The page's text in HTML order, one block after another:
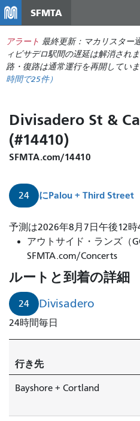
SFMTA
アラート 最終更新：マカリスター
ィビサデロ駅間の遅延は解消され
路・復路は通常運行を再開していま
時間で25件）
Divisadero St &
(#14410)
SFMTA.com/14410
24 にPalou + Third Street
予測は2026年8月7日午後12時
アウトサイド・ランズ（
SFMTA.com/Concerts
ルートと到着の詳細
24 Divisadero
24時間毎日
行き先
Bayshore + Cortland